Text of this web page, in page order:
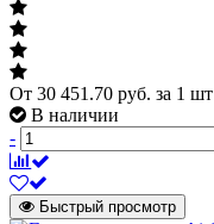
От 30 451.70 руб. за 1 шт
В наличии
-
Быстрый просмотр